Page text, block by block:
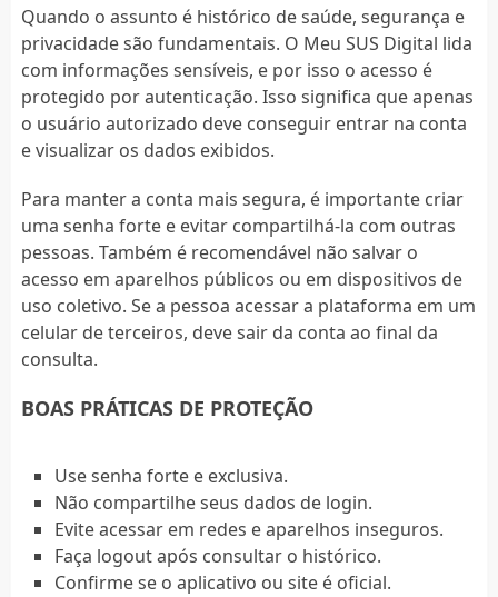
Quando o assunto é histórico de saúde, segurança e
privacidade são fundamentais. O Meu SUS Digital lida
com informações sensíveis, e por isso o acesso é
protegido por autenticação. Isso significa que apenas
o usuário autorizado deve conseguir entrar na conta
e visualizar os dados exibidos.
Para manter a conta mais segura, é importante criar
uma senha forte e evitar compartilhá-la com outras
pessoas. Também é recomendável não salvar o
acesso em aparelhos públicos ou em dispositivos de
uso coletivo. Se a pessoa acessar a plataforma em um
celular de terceiros, deve sair da conta ao final da
consulta.
BOAS PRÁTICAS DE PROTEÇÃO
Use senha forte e exclusiva.
Não compartilhe seus dados de login.
Evite acessar em redes e aparelhos inseguros.
Faça logout após consultar o histórico.
Confirme se o aplicativo ou site é oficial.